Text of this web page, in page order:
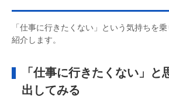
「仕事に行きたくない」という気持ちを
紹介します。
「仕事に行きたくない」と
出してみる